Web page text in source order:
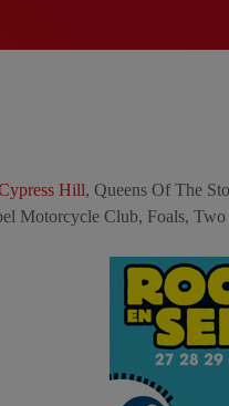
Hill, Queens Of The
Motorcycle Club, Foals,